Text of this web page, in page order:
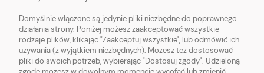
POMOC
MOJE KONTO
Domyślnie włączone są jedynie pliki niezbędne do poprawnego
działania strony. Poniżej możesz zaakceptować wszystkie
rodzaje plików, klikając "Zaakceptuj wszystkie", lub odmówić ich
używania (z wyjątkiem niezbędnych). Możesz też dostosować
pliki do swoich potrzeb, wybierając "Dostosuj zgody". Udzieloną